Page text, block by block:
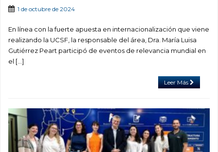
1 de octubre de 2024
En línea con la fuerte apuesta en internacionalización que viene
realizando la UCSF, la responsable del área, Dra. María Luisa
Gutiérrez Peart participó de eventos de relevancia mundial en
el […]
Leer Más